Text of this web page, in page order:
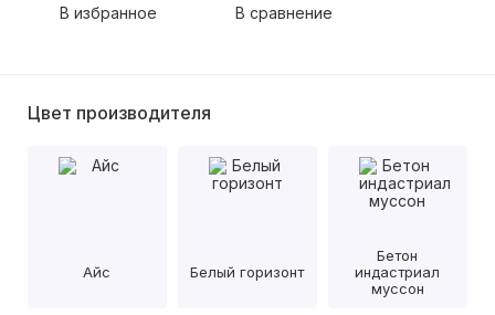
В избранное В сравнение
Цвет производителя
Айс Белый горизонт
Бетон
индастриал
муссон